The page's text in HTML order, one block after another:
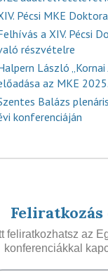
Pécsi MKE
a XIV. Pécsi
részvételre
László
az MKE
Balázs
konferenciáján
feliratkozhatsz az
konferenciákkal